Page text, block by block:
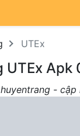
UTEx
Apk
-